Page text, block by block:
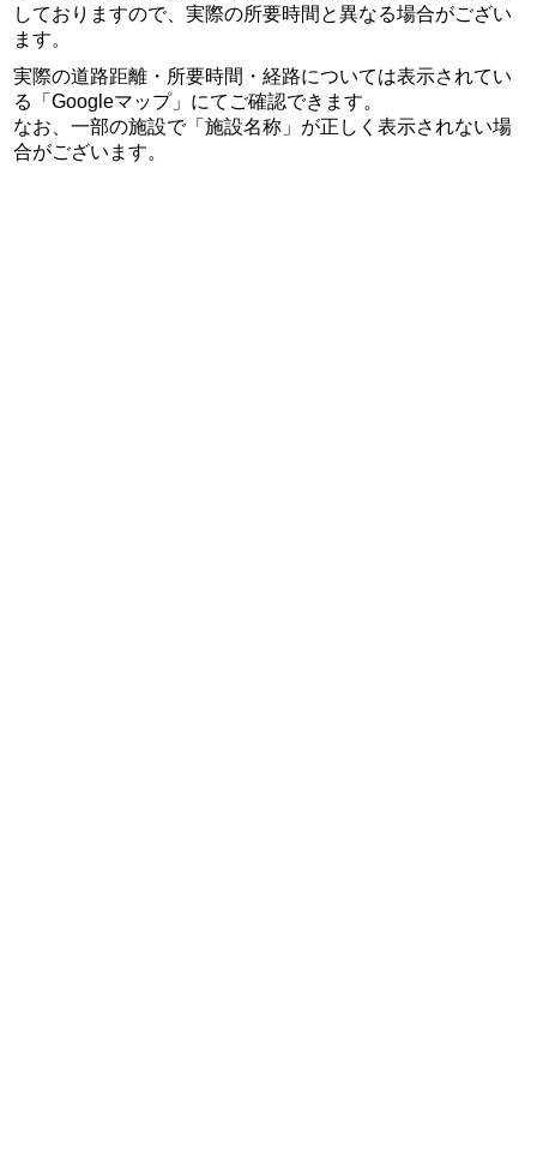
しておりますので、実際の所要時間と異なる場合がござい
ます。
実際の道路距離・所要時間・経路については表示されてい
る「Googleマップ」にてご確認できます。
なお、一部の施設で「施設名称」が正しく表示されない場
合がございます。